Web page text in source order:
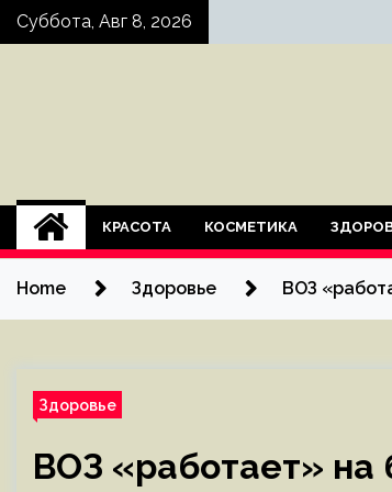
SkipСуббота, Авг 8, 2026
КРАСОТА КОСМЕТИКА
Home Здоровье ВОЗ
Здоровье
ВОЗ «работает»